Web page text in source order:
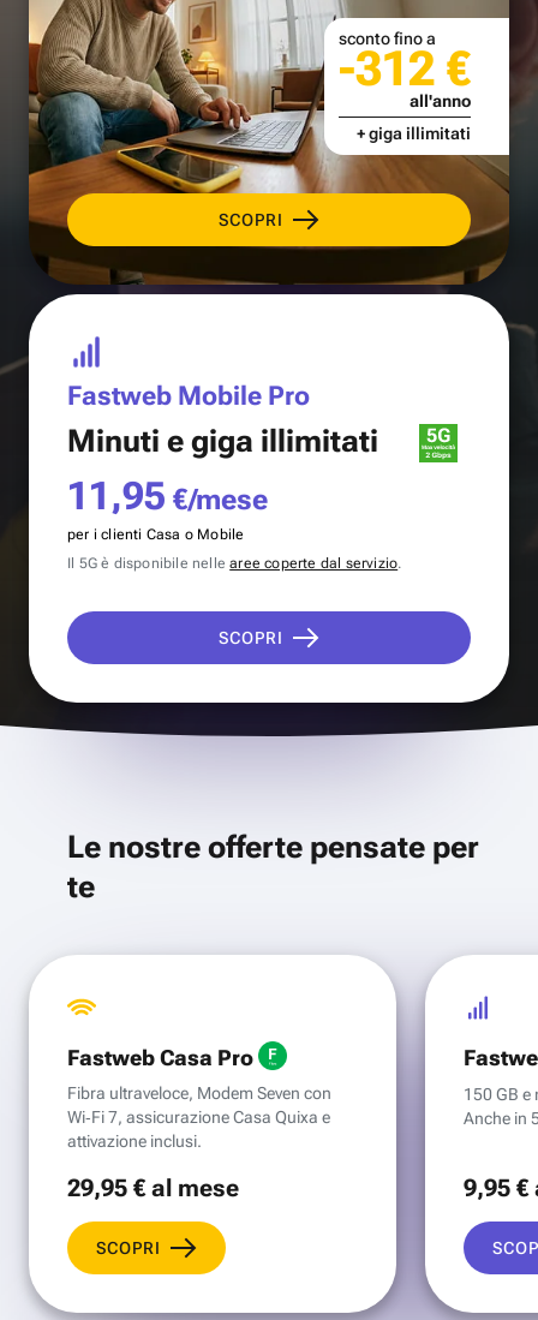
SCOPRI
sconto fino a
-312 €
all'anno
+ giga illimitati
Fastweb Mobile Pro
Minuti e giga illimitati
11,95 €/mese
per i clienti Casa o Mobile
Il 5G è disponibile nellearee coperte dal servizio.
SCOPRI
Le nostre offerte pensate per
te
Fastweb Casa Pro
Fibra ultraveloce, Modem Seven con
Wi‑Fi 7, assicurazione Casa Quixa e
attivazione inclusi.
29,95 €al mese
SCOPRI
150 GB e
Anche in
9,95 €